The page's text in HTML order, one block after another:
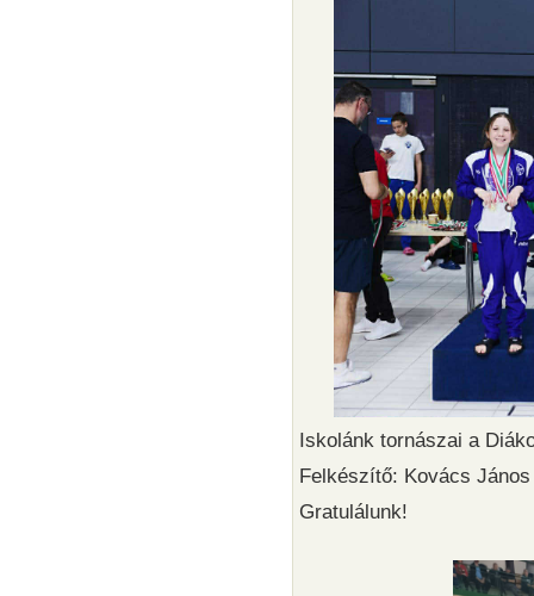
Iskolánk tornászai a
Felkészítő: Kovács János
Gratulálunk!